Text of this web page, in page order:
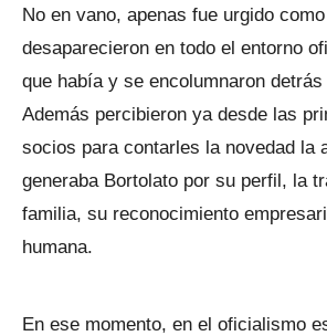
No en vano, apenas fue urgido
desaparecieron en todo el entorno
que había y se encolumnaron
Además percibieron ya desde las
socios para contarles la novedad la
generaba Bortolato por su perfil, la
familia, su reconocimiento
humana.
En ese momento, en el oficialismo